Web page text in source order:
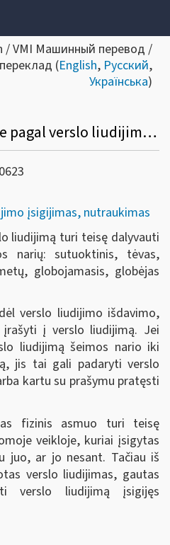
/ VMI Машинный перевод /
(English, Русский,
Українська)
Ar vykdomoje veikloje pagal verslo liudijimą turi teisę dalyvauti šeimos nariai?
įsigijimas, nutraukimas
liudijimą turi teisę dalyvauti
narių: sutuoktinis, tėvas,
globojamasis, globėjas
verslo liudijimo išdavimo,
į verslo liudijimą. Jei
liudijimą šeimos nario iki
jis tai gali padaryti verslo
kartu su prašymu pratęsti
fizinis asmuo turi teisę
veikloje, kuriai įsigytas
juo, ar jo nesant. Tačiau iš
verslo liudijimas, gautas
verslo liudijimą įsigijęs